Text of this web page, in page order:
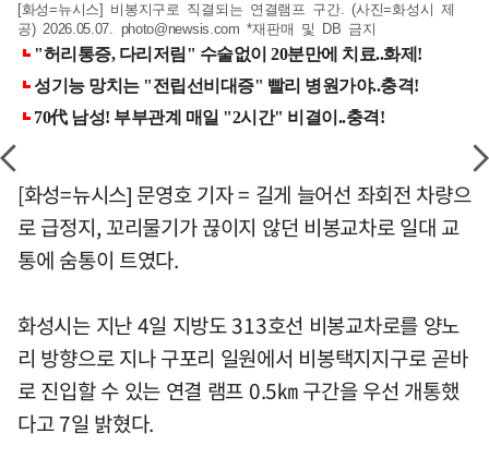
[화성=뉴시스] 비봉지구로 직결되는 연결램프 구간. (사진=화성시 제
공) 2026.05.07. photo@newsis.com *재판매 및 DB 금지
[화성=뉴시스] 문영호 기자 = 길게 늘어선 좌회전 차량으
로 급정지, 꼬리물기가 끊이지 않던 비봉교차로 일대 교
통에 숨통이 트였다.
화성시는 지난 4일 지방도 313호선 비봉교차로를 양노
리 방향으로 지나 구포리 일원에서 비봉택지지구로 곧바
로 진입할 수 있는 연결 램프 0.5㎞ 구간을 우선 개통했
다고 7일 밝혔다.